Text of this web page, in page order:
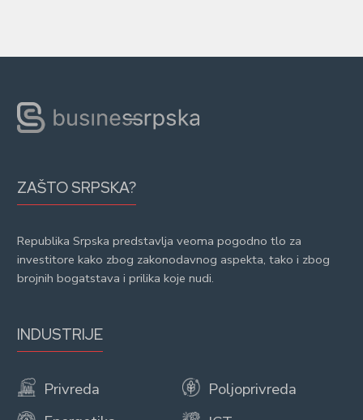
ZAŠTO SRPSKA?
Republika Srpska predstavlja veoma pogodno tlo za
investitore kako zbog zakonodavnog aspekta, tako i zbog
brojnih bogatstava i prilika koje nudi.
INDUSTRIJE
Privreda
Poljoprivreda